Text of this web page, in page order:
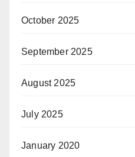
October 2025
September 2025
August 2025
July 2025
January 2020